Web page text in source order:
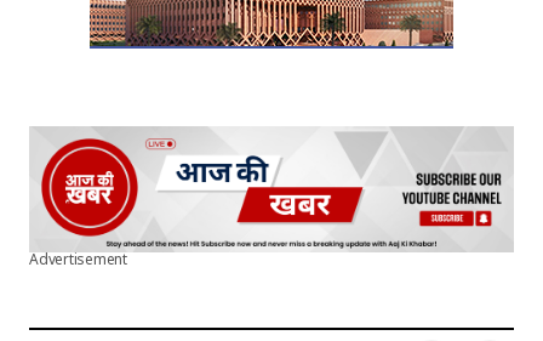
Advertisement